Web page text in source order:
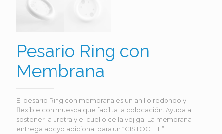
Pesario Ring con
Membrana
El pesario Ring con membrana es un anillo redondo y
flexible con muesca que facilita la colocación. Ayuda a
sostener la uretra y el cuello de la vejiga. La membrana
entrega apoyo adicional para un “CISTOCELE”.